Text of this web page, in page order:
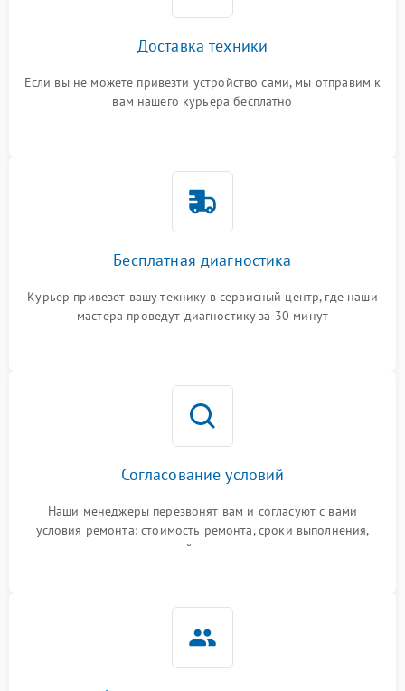
Доставка техники
Если вы не можете привезти устройство сами, мы отправим к
вам нашего курьера бесплатно
Бесплатная диагностика
Курьер привезет вашу технику в сервисный центр, где наши
мастера проведут диагностику за 30 минут
Согласование условий
Наши менеджеры перезвонят вам и согласуют с вами
условия ремонта: стоимость ремонта, сроки выполнения,
гарантийные условия